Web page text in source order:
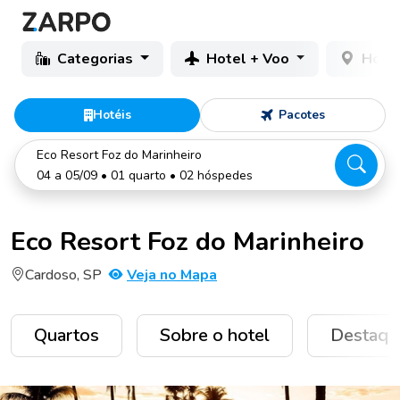
Categorias Hotel + Voo
Hotéis Pacotes
Eco Resort Foz do Marinheiro
04 a 05/09 • 01 quarto • 02 hóspedes
Eco Resort Foz do Marinheiro
Cardoso, SP Veja no Mapa
Quartos Sobre o hotel